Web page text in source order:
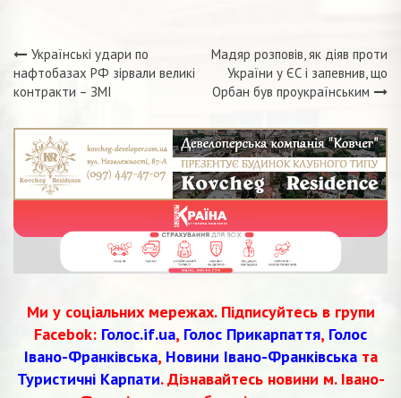
Навігація
Українські удари по
нафтобазах РФ зірвали великі
контракти – ЗМІ
Мадяр розповів, як діяв проти
України у ЄС і запевнив, що
Орбан був проукраїнським
Ми у соціальних мережах. Підписуйтесь в групи
Facebok: Голос.if.ua, Голос Прикарпаття, Голос
Івано-Франківська, Новини Івано-Франківськата
Туристичні Карпати. Дізнавайтесь новини м. Івано-